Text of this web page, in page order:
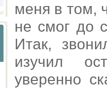
меня в том,
не смог до
Итак,
изучил
уверенно